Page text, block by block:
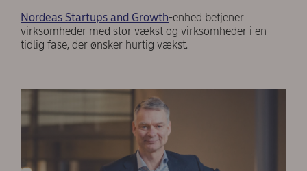
Nordeas Startups and Growth-enhed betjener
virksomheder med stor vækst og virksomheder i en
tidlig fase, der ønsker hurtig vækst.